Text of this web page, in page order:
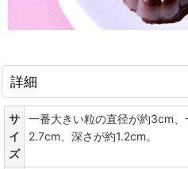
詳細
サ
イ
ズ
一番大きい粒の直径が約3cm
2.7cm、深さが約1.2cm。